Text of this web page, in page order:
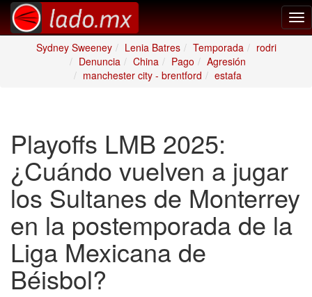
Sydney Sweeney
Lenia Batres Temporada
rodri
Denuncia
China Pago
Agresión
manchester city - brentford
estafa
Playoffs LMB 2025:
¿Cuándo vuelven a jugar
los Sultanes de Monterrey
en la postemporada de la
Liga Mexicana de
Béisbol?